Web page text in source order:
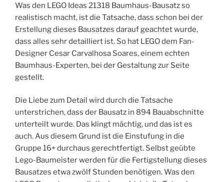
Was den LEGO Ideas 21318 Baumhaus-Bausatz so
realistisch macht, ist die Tatsache, dass schon bei der
Erstellung dieses Bausatzes darauf geachtet wurde,
dass alles sehr detailliert ist. So hat LEGO dem Fan-
Designer Cesar Carvalhosa Soares, einem echten
Baumhaus-Experten, bei der Gestaltung zur Seite
gestellt.
Die Liebe zum Detail wird durch die Tatsache
unterstrichen, dass der Bausatz in 894 Bauabschnitte
unterteilt wurde. Das klingt mächtig, und das ist es
auch. Aus diesem Grund ist die Einstufung in die
Gruppe 16+ durchaus gerechtfertigt. Selbst geübte
Lego-Baumeister werden für die Fertigstellung dieses
Bausatzes etwa zwölf Stunden benötigen. Was den